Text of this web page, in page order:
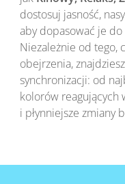
dostosuj jasność,
aby dopasować je
Niezależnie od tego,
obejrzenia,
synchronizacji: od
kolorów reagujących
i płynniejsze zmiany